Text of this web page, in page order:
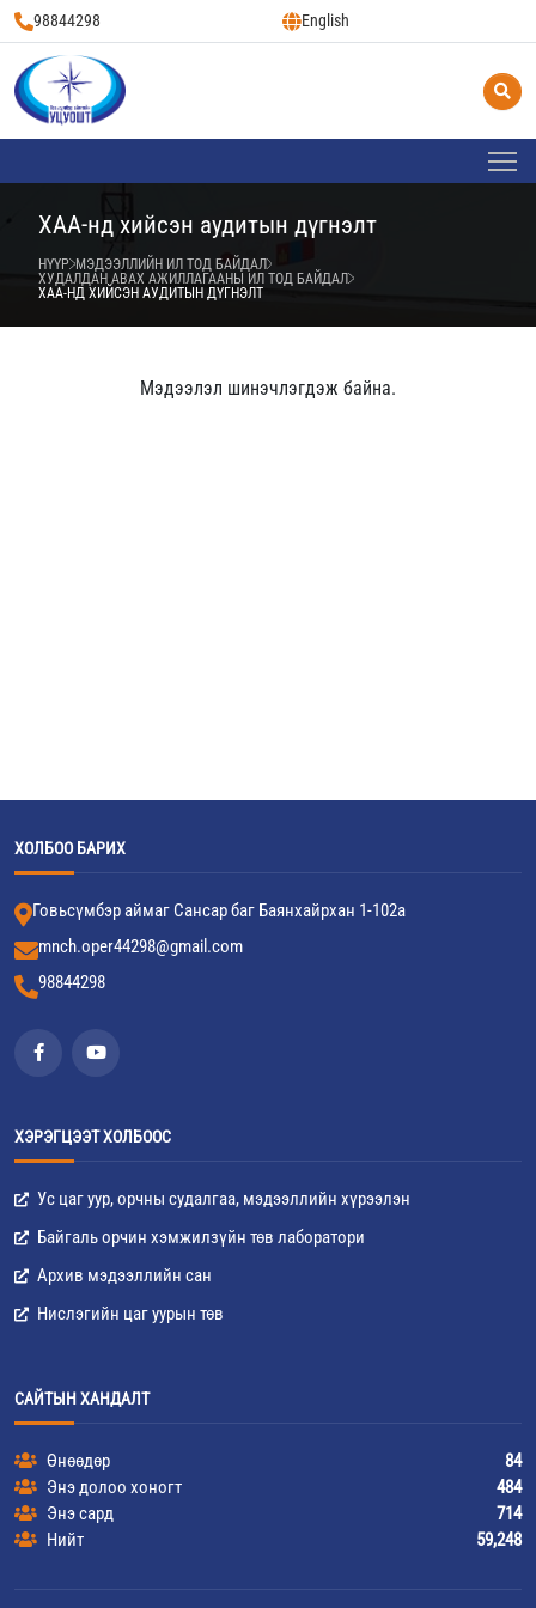
98844298 English
ХАА-нд хийсэн аудитын дүгнэлт
НҮҮР МЭДЭЭЛЛИЙН ИЛ ТОД БАЙДАЛ
ХУДАЛДАН АВАХ АЖИЛЛАГААНЫ ИЛ ТОД БАЙДАЛ
ХАА-НД ХИЙСЭН АУДИТЫН ДҮГНЭЛТ
Мэдээлэл шинэчлэгдэж байна.
ХОЛБОО БАРИХ
Говьсүмбэр аймаг Сансар баг Баянхайрхан 1-102а
mnch.oper44298@gmail.com
98844298
ХЭРЭГЦЭЭТ ХОЛБООС
Ус цаг уур, орчны судалгаа, мэдээллийн хүрээлэн
Байгаль орчин хэмжилзүйн төв лаборатори
Архив мэдээллийн сан
Нислэгийн цаг уурын төв
САЙТЫН ХАНДАЛТ
Өнөөдөр
84
Энэ долоо хоногт
484
Энэ сард
714
Нийт
59,248